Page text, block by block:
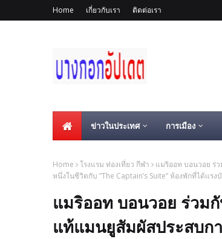
Home เกี่ยวกับเรา ติดต่อเรา
ข่าวในประเทศ การเมือง
Home โรงแรม ท่องเที่ยว กีฬา
แมริออท บอนวอย ร่
หนึ่งในชีวิตกับ “The Captain’s Suite” ห้องพักที่ได้แร
แมริออท บอนวอย ร่วม
แท้แมนยูสัมผัสประสบก